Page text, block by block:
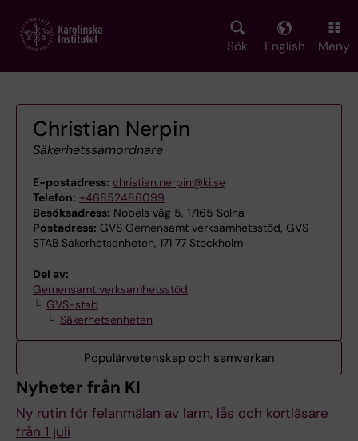
main
Sök English Meny
Christian Nerpin
Säkerhetssamordnare
E-postadress: christian.nerpin@ki.se
Telefon: +46852486099
Besöksadress: Nobels väg 5, 17165 Solna
Postadress: GVS Gemensamt verksamhetsstöd, GVS
STAB Säkerhetsenheten, 171 77 Stockholm
Del av:
Gemensamt verksamhetsstöd
GVS-stab
Säkerhetsenheten
Populärvetenskap och samverkan
Nyheter från KI
Ny rutin för felanmälan av larm, lås och kortläsare
från 1 juli